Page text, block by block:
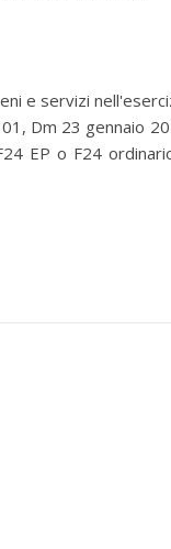
e servizi
Dm 23 gennaio
EP o F24